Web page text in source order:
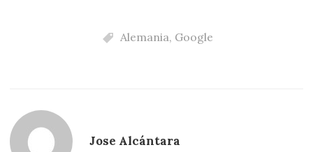
Alemania, Google
Jose Alcántara